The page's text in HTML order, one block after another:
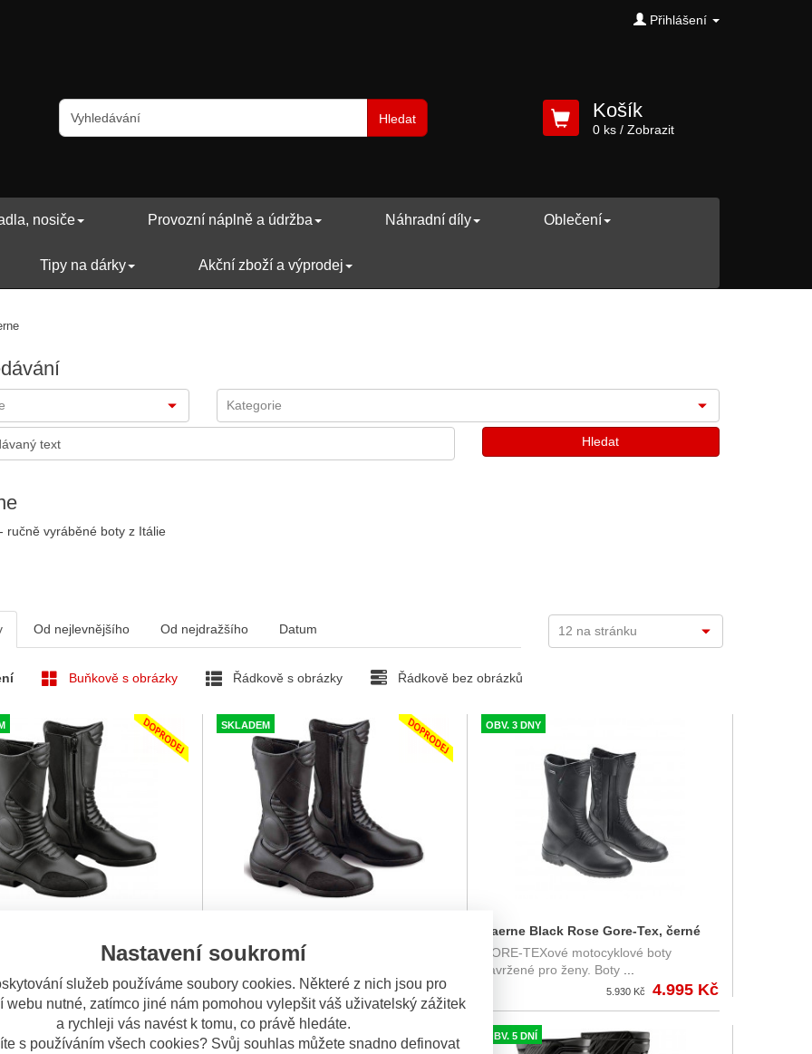
Nastavení soukromí
služeb používáme soubory cookies. Některé z nich jsou pro
webu nutné, zatímco jiné nám pomohou vylepšit váš uživatelský zážitek
a rychleji vás navést k tomu, co právě hledáte.
s používáním všech cookies? Svůj souhlas můžete snadno definovat
Přihlášení
Hledat Košík
0 ks/ Zobrazit
nosiče Provozní náplně a údržba Náhradní díly Oblečení
Tipy na dárky Akční zboží a výprodej
ručně vyráběné boty z Itálie
Od nejlevnějšího Od nejdražšího Datum
Buňkově s obrázky Řádkově s obrázky Řádkově bez obrázků
voděodolné boty navržené
4.600 Kč 2.500 Kč
SKLADEM
vel. 42
Motocyklové voděodolné boty navržené
4.100 Kč 2.980 Kč
OBV. 3 DNY
Gaerne Black Rose Gore-Tex, černé
GORE-TEXové motocyklové boty
navržené pro ženy. Boty
5.930 Kč 4.995 Kč
OBV. 5 DNÍ OBV. 5 DNÍ